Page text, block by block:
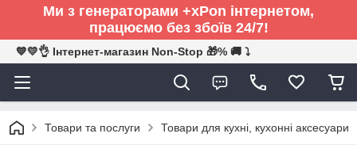
Ми з генераторами +xPon інтернетом,
працюємо без збоїв 24/7!
💙💛👌 Інтернет-магазин Non-Stop 🎁% 🚚 ⤵
Товари та послуги Товари для кухні, кухонні аксесуари